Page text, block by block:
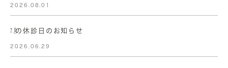
2026.08.01
㋆の休診日のお知らせ
2026.06.29